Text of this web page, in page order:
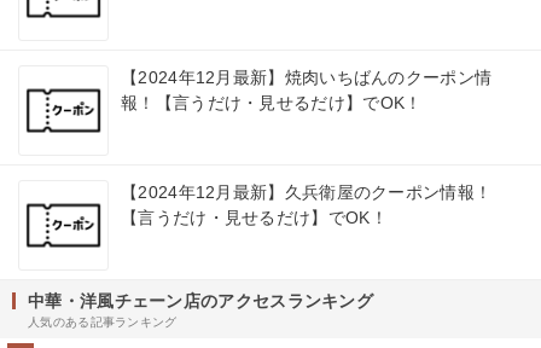
【2024年12月最新】焼肉いちばんのクーポン情
報！【言うだけ・見せるだけ】でOK！
【2024年12月最新】久兵衛屋のクーポン情報！
【言うだけ・見せるだけ】でOK！
中華・洋風チェーン店のアクセスランキング
人気のある記事ランキング